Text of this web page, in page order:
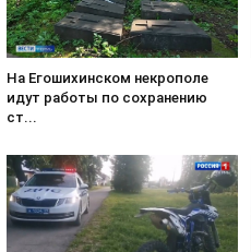
На Егошихинском некрополе
идут работы по сохранению
ст...